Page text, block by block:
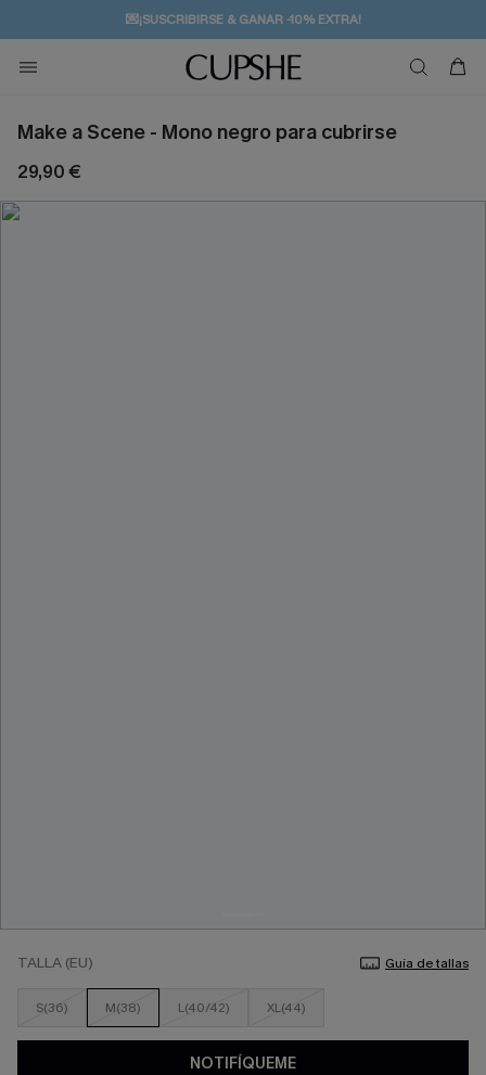
💌¡SUSCRIBIRSE & GANAR -10% EXTRA!
🚚ENVÍO GRATUITO A PARTIR DE 49 € >>
Make a Scene - Mono negro para cubrirse
29,90 €
TALLA (EU) Guía de tallas
S(36) M(38) L(40/42) XL(44)
NOTIFÍQUEME